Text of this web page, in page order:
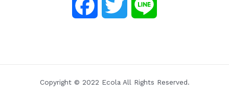
e t e
Copyright © 2022 Ecola All Rights Reserved.